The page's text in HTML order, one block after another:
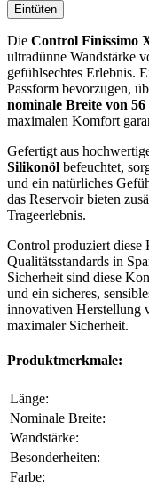
Eintüten
Die Control Finissimo
ultradünne Wandstärke
gefühlsechtes Erlebnis.
Passform bevorzugen,
nominale Breite von 56
maximalen Komfort
Gefertigt aus
Silikonöl befeuchtet,
und ein natürliches
das Reservoir bieten
Trageerlebnis.
Control produziert diese
Qualitätsstandards in
Sicherheit sind diese
und ein sicheres,
innovativen Herstellung
maximaler Sicherheit.
Produktmerkmale:
Länge:
Nominale Breite:
Wandstärke:
Besonderheiten:
Farbe: